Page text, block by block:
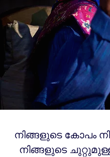
നിങ്ങളുടെ കോപം
നിങ്ങളുടെ